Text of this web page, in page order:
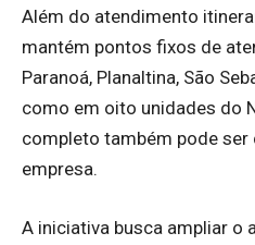
Além do atendimento
mantém pontos fixos de
Paranoá, Planaltina, São
como em oito unidades do
completo também pode
empresa.
A iniciativa busca ampliar o